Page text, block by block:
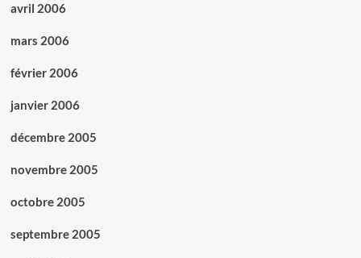
avril 2006
mars 2006
février 2006
janvier 2006
décembre 2005
novembre 2005
octobre 2005
septembre 2005